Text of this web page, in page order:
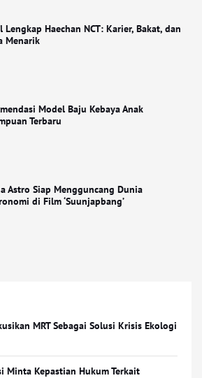
Lengkap Haechan NCT: Karier, Bakat, dan
Menarik
Model Baju Kebaya Anak
Terbaru
Astro Siap Mengguncang Dunia
di Film ‘Suunjapbang’
MRT Sebagai Solusi Krisis Ekologi
Minta Kepastian Hukum Terkait